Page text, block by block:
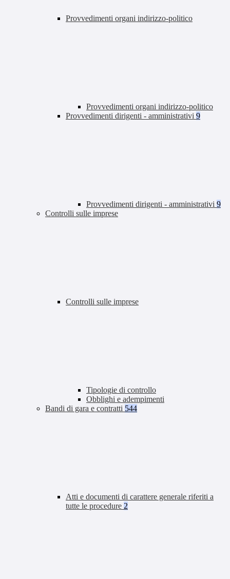
Provvedimenti organi indirizzo-politico
Provvedimenti organi indirizzo-politico
Provvedimenti dirigenti - amministrativi 9
Provvedimenti dirigenti - amministrativi 9
Controlli sulle imprese
Controlli sulle imprese
Tipologie di controllo
Obblighi e adempimenti
Bandi di gara e contratti 544
Atti e documenti di carattere generale riferiti a
tutte le procedure 2